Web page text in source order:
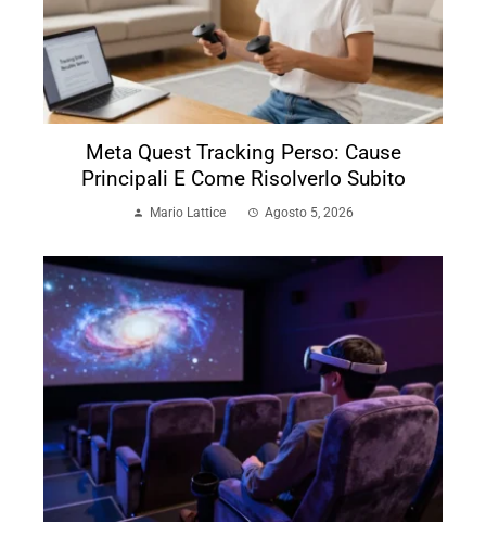
Meta Quest Tracking Perso: Cause
Principali E Come Risolverlo Subito
Mario Lattice Agosto 5, 2026